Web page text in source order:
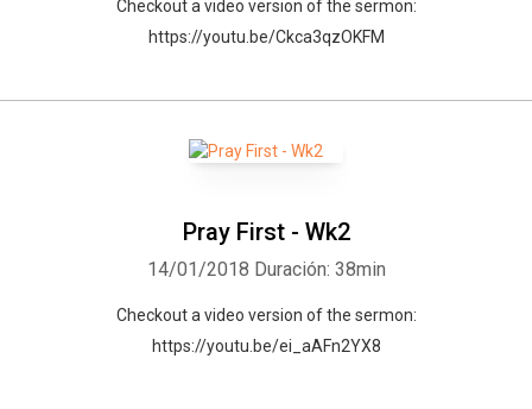
Checkout a video version of the sermon:
https://youtu.be/Ckca3qzOKFM
Pray First - Wk2
14/01/2018 Duración: 38min
Checkout a video version of the sermon:
https://youtu.be/ei_aAFn2YX8